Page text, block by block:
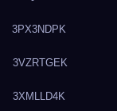
3PX3NDPK
3VZRTGEK
3XMLLD4K